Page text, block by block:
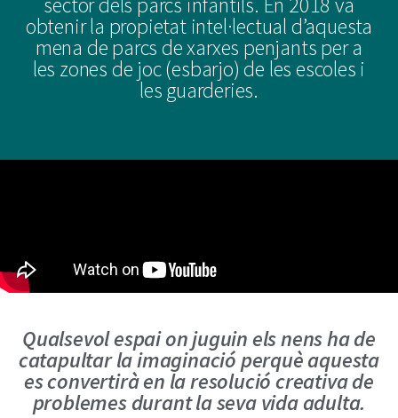
obtenir la propietat intel·lectual d’aquesta
mena de parcs de xarxes penjants per a
les zones de joc (esbarjo) de les escoles i
les guarderies.
Qualsevol espai on juguin els nens ha de
catapultar la imaginació perquè aquesta
es convertirà en la resolució creativa de
problemes durant la seva vida adulta.